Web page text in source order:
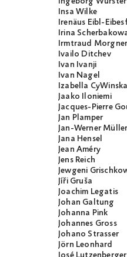
Insa Wilke
Irenäus Eibl-
Irina
Irmtraud
Ivailo Ditchev
Ivan Ivanji
Ivan Nagel
Izabella CyWinska
Jaako Iloniemi
Jacques-Pierre
Jan Plamper
Jan-Werner
Jana Hensel
Jean Améry
Jens Reich
Jewgeni
Jíři Gruša
Joachim Legatis
Johan Galtung
Johanna Pink
Johannes Gross
Johano Strasser
Jörn Leonhard